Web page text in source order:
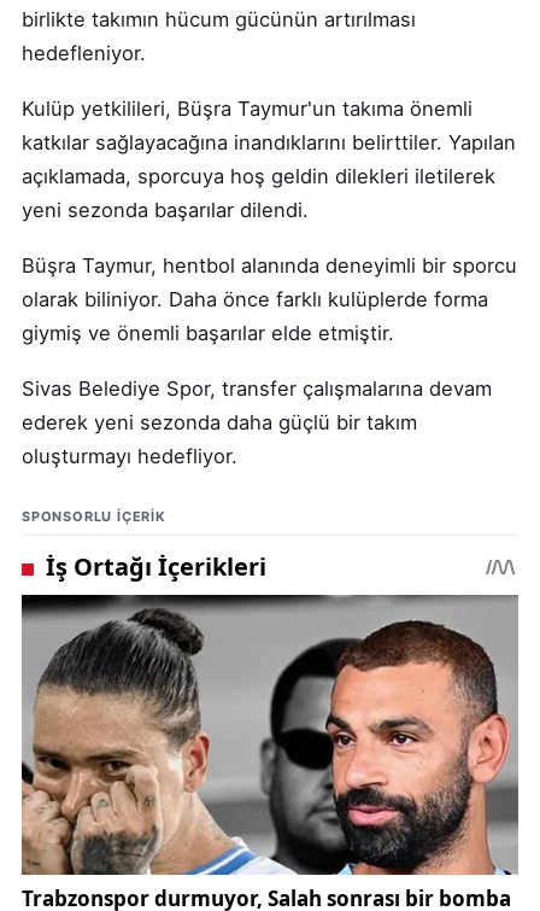
birlikte takımın hücum gücünün artırılması
hedefleniyor.
Kulüp yetkilileri, Büşra Taymur'un takıma önemli
katkılar sağlayacağına inandıklarını belirttiler. Yapılan
açıklamada, sporcuya hoş geldin dilekleri iletilerek
yeni sezonda başarılar dilendi.
Büşra Taymur, hentbol alanında deneyimli bir sporcu
olarak biliniyor. Daha önce farklı kulüplerde forma
giymiş ve önemli başarılar elde etmiştir.
Sivas Belediye Spor, transfer çalışmalarına devam
ederek yeni sezonda daha güçlü bir takım
oluşturmayı hedefliyor.
SPONSORLU IÇERIK